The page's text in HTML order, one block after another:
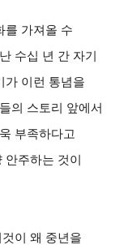
를 가져올 수
수십 년 간 자기
가 이런 통념을
의 스토리 앞에서
부족하다고
주하는 것이
이 왜 중년을